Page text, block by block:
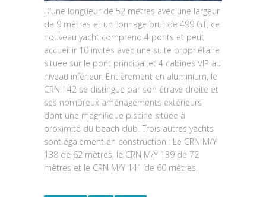
D’une longueur de 52 mètres avec une largeur
de 9 mètres et un tonnage brut de 499 GT, ce
nouveau yacht comprend 4 ponts et peut
accueillir 10 invités avec une suite propriétaire
située sur le pont principal et 4 cabines VIP au
niveau inférieur. Entièrement en aluminium, le
CRN 142 se distingue par son étrave droite et
ses nombreux aménagements extérieurs
dont une magnifique piscine située à
proximité du beach club. Trois autres yachts
sont également en construction : Le CRN M/Y
138 de 62 mètres, le CRN M/Y 139 de 72
mètres et le CRN M/Y 141 de 60 mètres.